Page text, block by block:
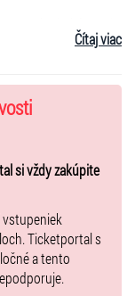
k
toho 2 zápasy 26. a
iná ticketingová
Čítaj viac
si vždy zakúpite
Ticketportal s
a tento